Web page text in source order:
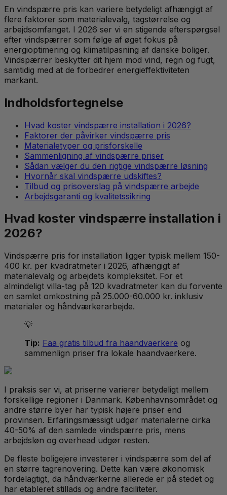
En vindspærre pris kan variere betydeligt afhængigt af
flere faktorer som materialevalg, tagstørrelse og
arbejdsomfanget. I 2026 ser vi en stigende efterspørgsel
efter vindspærrer som følge af øget fokus på
energioptimering og klimatilpasning af danske boliger.
Vindspærrer beskytter dit hjem mod vind, regn og fugt,
samtidig med at de forbedrer energieffektiviteten
markant.
Indholdsfortegnelse
Hvad koster vindspærre installation i 2026?
Faktorer der påvirker vindspærre pris
Materialetyper og prisforskelle
Sammenligning af vindspærre priser
Sådan vælger du den rigtige vindspærre løsning
Hvornår skal vindspærre udskiftes?
Tilbud og prisoverslag på vindspærre arbejde
Arbejdsgaranti og kvalitetssikring
Hvad koster vindspærre installation i
2026?
Vindspærre pris for installation ligger typisk mellem 150-
400 kr. per kvadratmeter i 2026, afhængigt af
materialevalg og arbejdets kompleksitet. For et
almindeligt villa-tag på 120 kvadratmeter kan du forvente
en samlet omkostning på 25.000-60.000 kr. inklusiv
materialer og håndværkerarbejde.
💡
Tip: Faa gratis tilbud fra haandvaerkere og
sammenlign priser fra lokale haandvaerkere.
I praksis ser vi, at priserne varierer betydeligt mellem
forskellige regioner i Danmark. Københavnsområdet og
andre større byer har typisk højere priser end
provinsen. Erfaringsmæssigt udgør materialerne cirka
40-50% af den samlede vindspærre pris, mens
arbejdsløn og overhead udgør resten.
De fleste boligejere investerer i vindspærre som del af
en større tagrenovering. Dette kan være økonomisk
fordelagtigt, da håndværkerne allerede er på stedet og
har etableret stillads og andre faciliteter.